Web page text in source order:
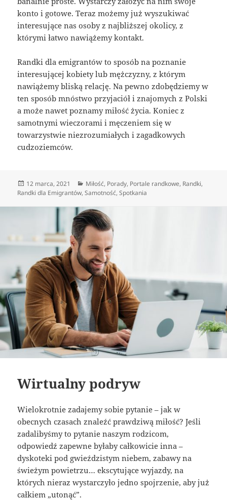
konto i gotowe. Teraz możemy już wyszukiwać
interesujące nas osoby z najbliższej okolicy, z
którymi łatwo nawiążemy kontakt.
Randki dla emigrantów to sposób na poznanie
interesującej kobiety lub mężczyzny, z którym
nawiążemy bliską relację. Na pewno zdobędziemy w
ten sposób mnóstwo przyjaciół i znajomych z Polski
a może nawet poznamy miłość życia. Koniec z
samotnymi wieczorami i męczeniem się w
towarzystwie niezrozumiałych i zagadkowych
cudzoziemców.
Data
publikacji
12 marca, 2021 Kategorie
Miłość, Porady, Portale randkowe, Randki,
Randki dla Emigrantów,Samotność,Spotkania
Wirtualny podryw
Wielokrotnie zadajemy sobie pytanie – jak w
obecnych czasach znaleźć prawdziwą miłość? Jeśli
zadalibyśmy to pytanie naszym rodzicom,
odpowiedź zapewne byłaby całkowicie inna –
dyskoteki pod gwieździstym niebem, zabawy na
świeżym powietrzu… ekscytujące wyjazdy, na
których nieraz wystarczyło jedno spojrzenie, aby już
całkiem „utonąć”.